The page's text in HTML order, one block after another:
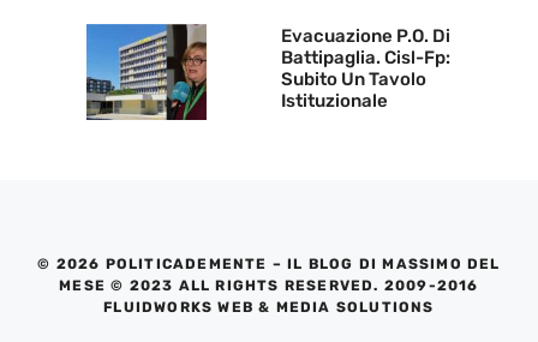
Evacuazione P.O. Di
Battipaglia. Cisl-Fp:
Subito Un Tavolo
Istituzionale
© 2026 POLITICADEMENTE – IL BLOG DI MASSIMO DEL
MESE © 2023 ALL RIGHTS RESERVED. 2009-2016
FLUIDWORKS WEB & MEDIA SOLUTIONS